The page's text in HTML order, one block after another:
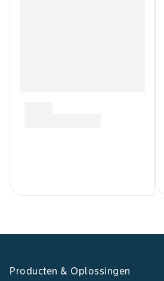
Producten & Oplossingen